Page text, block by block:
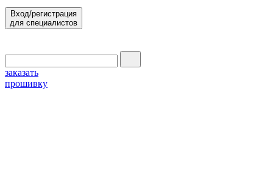
Вход/регистрация
для специалистов
заказать
прошивку